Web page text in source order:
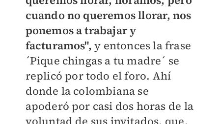
cuando no queremos llorar, nos
ponemos a trabajar y
facturamos", y entonces la frase
´Pique chingas a tu madre´ se
replicó por todo el foro. Ahí
donde la colombiana se
apoderó por casi dos horas de la